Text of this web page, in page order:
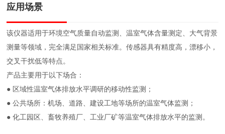
应用场景
该仪器适用于环境空气质量自动监测、温室气体含量测定、大气背景
测量等领域，完全满足国家相关标准。传感器具有精度高，漂移小，
交叉干扰低等特点。
产品主要用于以下场合：
● 区域性温室气体排放水平调研的移动性监测；
● 公共场所：机场、道路、建设工地等场所的温室气体监测；
● 化工园区、畜牧养殖厂、工业厂矿等温室气体排放水平的监测。